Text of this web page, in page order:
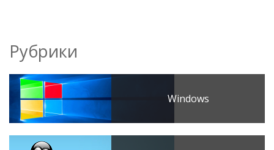
Рубрики
Windows